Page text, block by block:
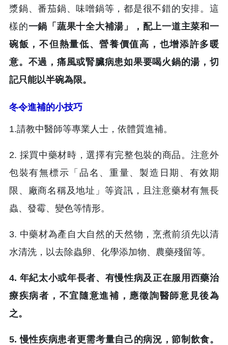
漿鍋、番茄鍋、味噌鍋等，都是很不錯的安排。這
樣的一鍋「蔬果十全大補湯」，配上一道主菜和一
碗飯，不但熱量低、營養價值高，也增添許多暖
意。不過，痛風或腎臟病患如果要喝火鍋的湯，切
記只能以半碗為限。
冬令進補的小技巧
1.請教中醫師等專業人士，依體質進補。
2. 採買中藥材時，選擇有完整包裝的商品。注意外
包裝有無標示「品名、重量、製造日期、有效期
限、廠商名稱及地址」等資訊，且注意藥材有無長
蟲、發霉、變色等情形。
3. 中藥材為產自大自然的天然物，烹煮前須先以清
水清洗，以去除蟲卵、化學添加物、農藥殘留等。
4. 年紀太小或年長者、有慢性病及正在服用西藥治
療疾病者，不宜隨意進補，應徵詢醫師意見後為
之。
5. 慢性疾病患者更需考量自己的病況，節制飲食。